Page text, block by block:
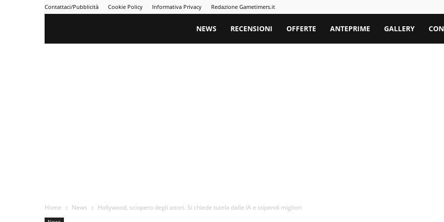
Contattaci/Pubblicità Cookie Policy Informativa Privacy Redazione Gametimers.it
Gametimers
NEWS RECENSIONI OFFERTE ANTEPRIME GALLERY
Home News Hollywood, sciopero degli attori. Si chiede tutela dalle IA e stipendi migliori